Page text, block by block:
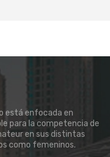
está enfocada en
para la competencia de
en sus distintas
como femeninos.